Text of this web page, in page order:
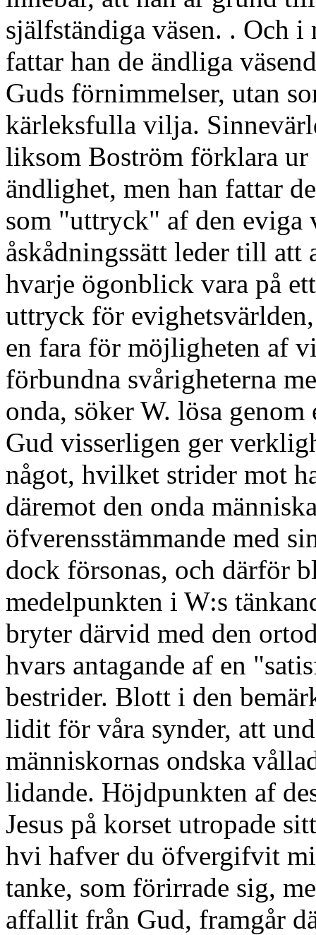
själfständiga väsen. . Och
fattar han de ändliga
Guds förnimmelser, utan
kärleksfulla vilja.
liksom Boström förklara ur
ändlighet, men han fattar
som "uttryck" af den eviga
åskådningssätt leder till att
hvarje ögonblick vara på
uttryck för
en fara för möjligheten af
förbundna svårigheterna
onda, söker W. lösa
Gud visserligen ger
något, hvilket strider mot
däremot den onda
öfverensstämmande med
dock försonas, och därför
medelpunkten i W:s
bryter därvid med den
hvars antagande af en
bestrider. Blott i den
lidit för våra synder, att
människornas ondska
lidande. Höjdpunkten af
Jesus på korset utropade
hvi hafver du öfvergifvit
tanke, som förirrade sig,
affallit från Gud, framgår